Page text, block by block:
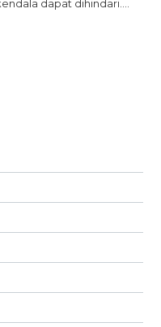
dapat dihindari….